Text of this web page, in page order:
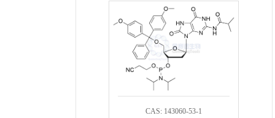
CAS: 143060-53-1